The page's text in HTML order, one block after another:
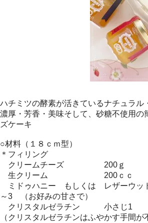
ハチミツの酵素が活きているナチュラル
濃厚・芳香・美味そして、砂糖不使用
ズケーキ
○材料（１８ｃｍ型）
＊フィリング
クリームチーズ 200ｇ
生クリーム 200ｃｃ
ミドゥハニー もしくは レザーウ
～3 （お好みの甘さで）
クリスタルゼラチン 小さじ1
（クリスタルゼラチンはふやかす手間